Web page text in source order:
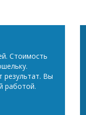
Стоимость
результат. Вы
работой.